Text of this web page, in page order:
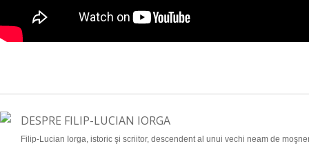
DESPRE FILIP-LUCIAN IORGA
Filip-Lucian Iorga, istoric şi scriitor, descendent al unui vechi neam de